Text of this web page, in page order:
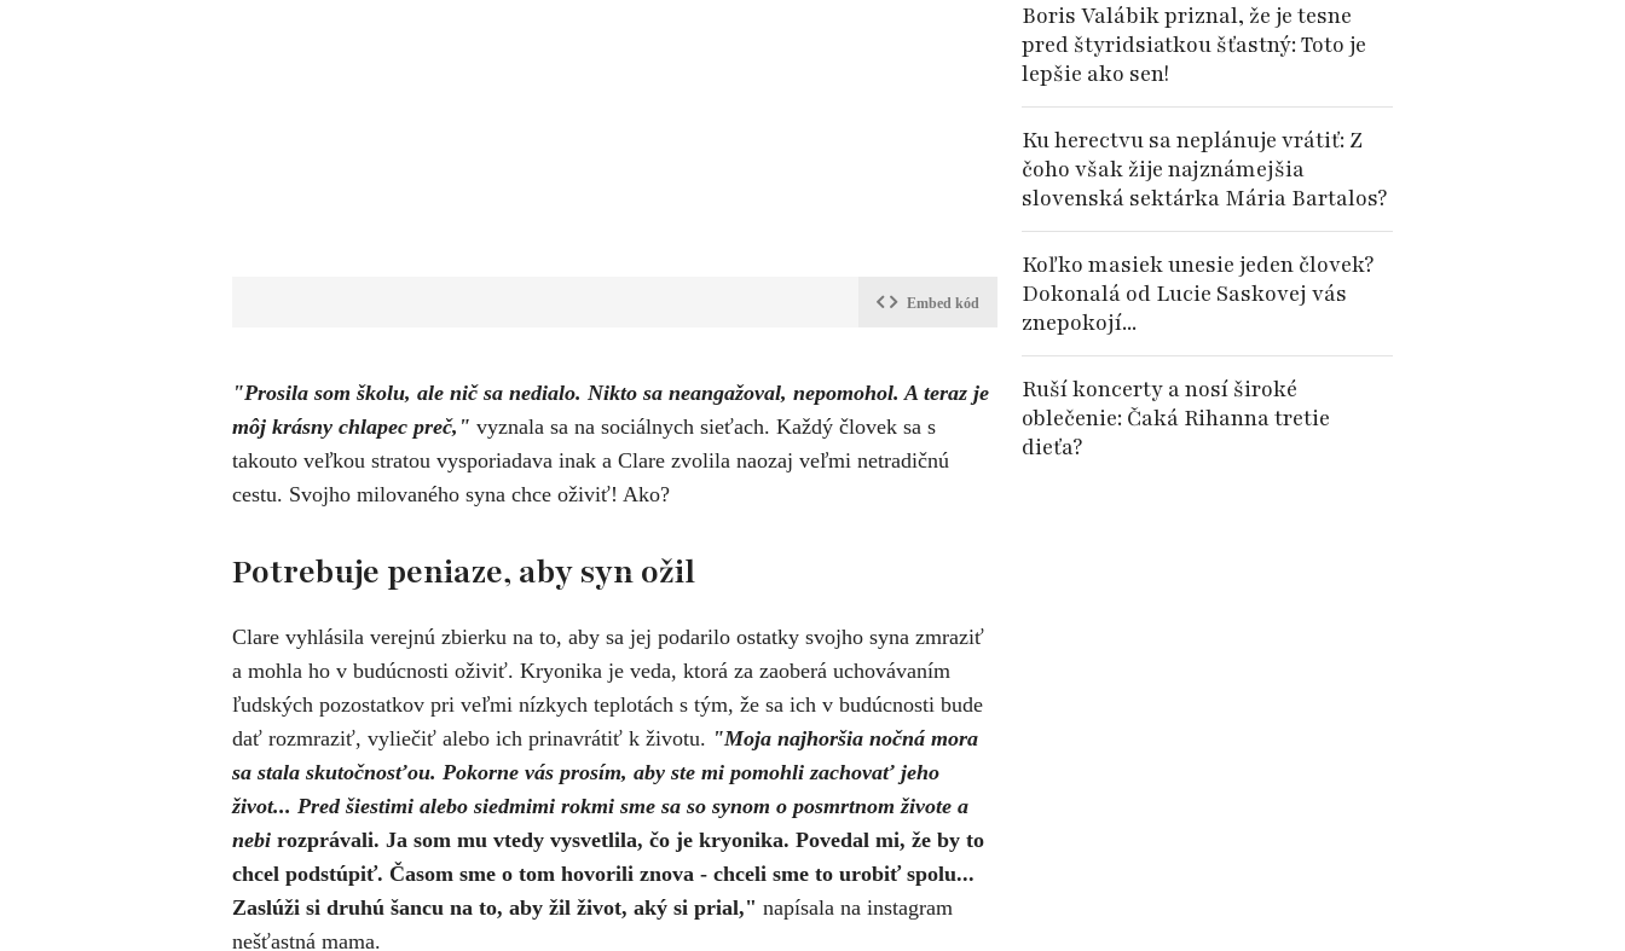
Embed kód
​"Prosila som školu, ale nič sa nedialo. Nikto sa neangažoval, nepomohol. A teraz je
môj krásny chlapec preč," vyznala sa na sociálnych sieťach. Každý človek sa s
takouto veľkou stratou vysporiadava inak a Clare zvolila naozaj veľmi netradičnú
cestu. Svojho milovaného syna chce oživiť! Ako?
Potrebuje peniaze, aby syn ožil
Clare vyhlásila verejnú zbierku na to, aby sa jej podarilo ostatky svojho syna zmraziť
a mohla ho v budúcnosti oživiť. Kryonika je veda, ktorá za zaoberá uchovávaním
ľudských pozostatkov pri veľmi nízkych teplotách s tým, že sa ich v budúcnosti bude
dať rozmraziť, vyliečiť alebo ich prinavrátiť k životu. "Moja najhoršia nočná mora
sa stala skutočnosťou. Pokorne vás prosím, aby ste mi pomohli zachovať jeho
život... Pred šiestimi alebo siedmimi rokmi sme sa so synom o posmrtnom živote a
nebi rozprávali. Ja som mu vtedy vysvetlila, čo je kryonika. Povedal mi, že by to
chcel podstúpiť. Časom sme o tom hovorili znova - chceli sme to urobiť spolu...
Zaslúži si druhú šancu na to, aby žil život, aký si prial," napísala na instagram
nešťastná mama.
Boris Valábik priznal, že je tesne
pred štyridsiatkou šťastný: Toto je
lepšie ako sen!
Ku herectvu sa neplánuje vrátiť: Z
čoho však žije najznámejšia
slovenská sektárka Mária Bartalos?
Koľko masiek unesie jeden človek?
Dokonalá od Lucie Saskovej vás
znepokojí...
Ruší koncerty a nosí široké
oblečenie: Čaká Rihanna tretie
dieťa?